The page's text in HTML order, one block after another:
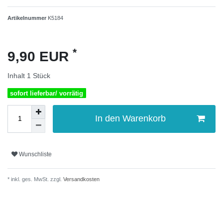
Artikelnummer K5184
9,90 EUR *
Inhalt 1 Stück
sofort lieferbar/ vorrätig
In den Warenkorb
Wunschliste
* inkl. ges. MwSt. zzgl. Versandkosten